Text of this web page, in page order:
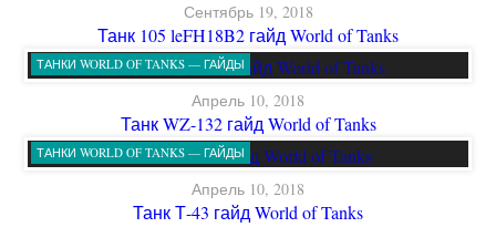
Сентябрь 19, 2018
Танк 105 leFH18B2 гайд World of Tanks
ТАНКИ WORLD OF TANKS — ГАЙДЫ
Апрель 10, 2018
Танк WZ-132 гайд World of Tanks
ТАНКИ WORLD OF TANKS — ГАЙДЫ
Апрель 10, 2018
Танк Т-43 гайд World of Tanks